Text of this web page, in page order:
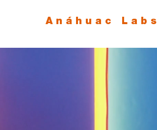
Anáhuac Labs